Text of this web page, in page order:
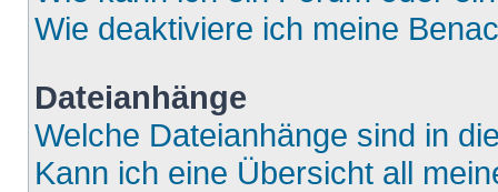
Wie deaktiviere ich meine
Dateianhänge
Welche Dateianhänge sind in
Kann ich eine Übersicht all